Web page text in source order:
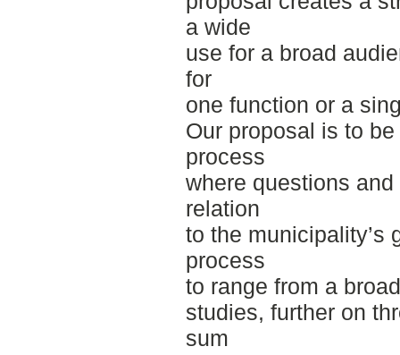
a wide
use for a broad
for
one function or a
Our proposal is to
process
where questions
relation
to the municipality’s
process
to range from a
studies, further on
sum